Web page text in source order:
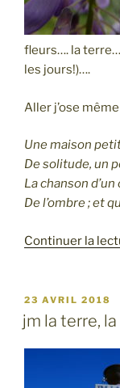
fleurs…. la
les jours!)….
Aller j’ose
Une maison
De solitude, un
La chanson
De l’ombre ;et
Continuer la
PUBLIÉ
LE
23 AVRIL 2018
jm la terre,